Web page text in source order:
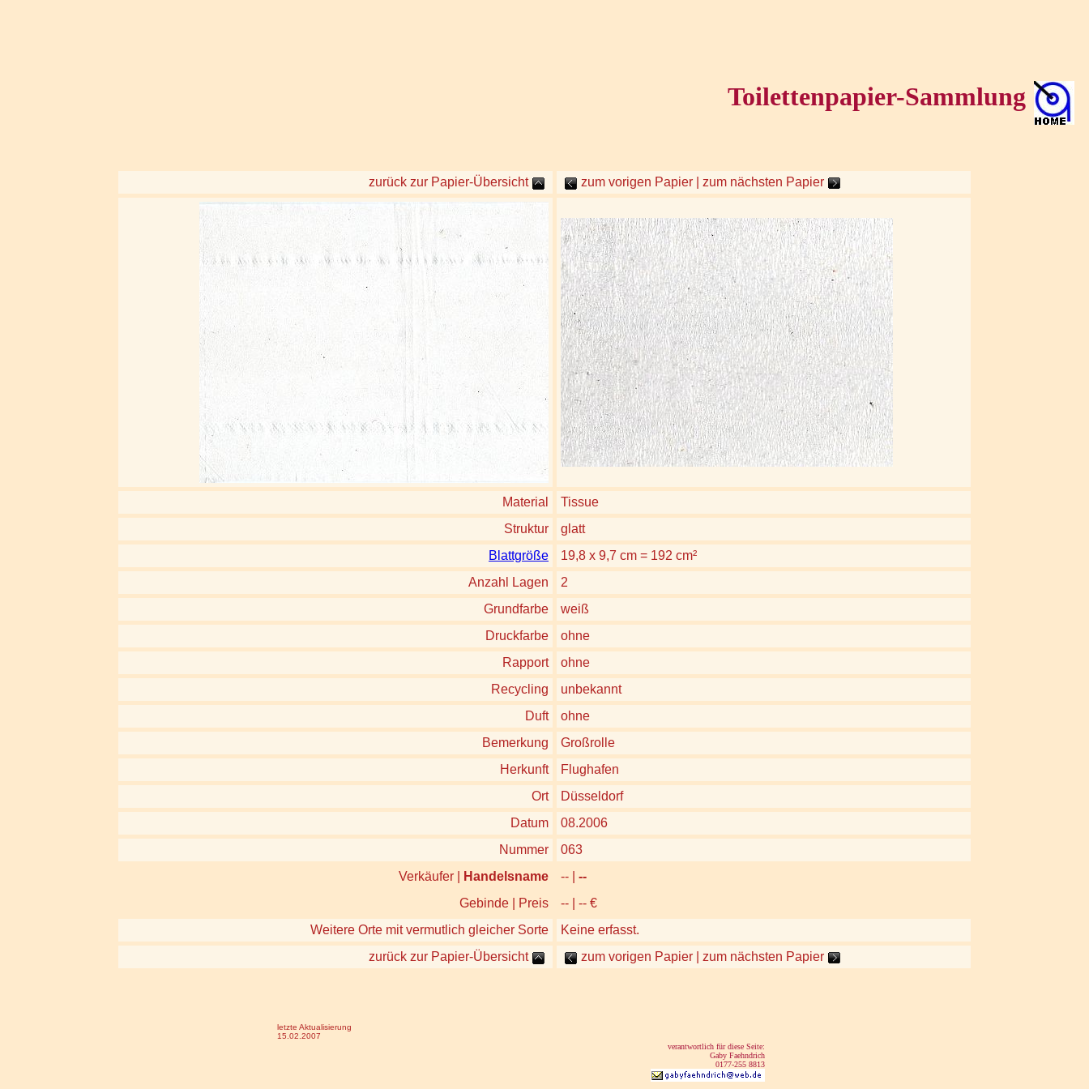
Toilettenpapier-Sammlung
zurück zur Papier-Übersicht zum vorigen Papier | zum nächsten Papier
Material
Tissue
Struktur
glatt
Blattgröße
19,8 x 9,7 cm = 192 cm²
Anzahl Lagen
2
Grundfarbe
weiß
Druckfarbe
ohne
Rapport
ohne
Recycling
unbekannt
Duft
ohne
Bemerkung
Großrolle
Herkunft
Flughafen
Ort
Düsseldorf
Datum
08.2006
Nummer
063
Verkäufer |
Handelsname -- | --
Gebinde | Preis
-- | -- €
Weitere Orte mit vermutlich gleicher Sorte
Keine erfasst.
zurück zur Papier-Übersicht
zum vorigen Papier | zum nächsten Papier
letzte Aktualisierung
15.02.2007
verantwortlich für diese Seite:
Gaby Faehndrich
0177-255 8813